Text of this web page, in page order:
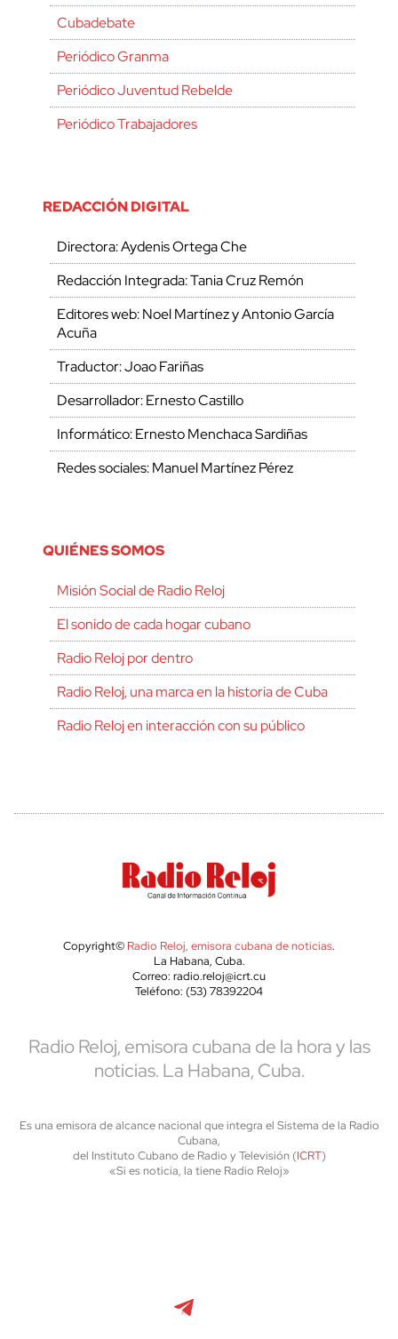
Cubadebate
Periódico Granma
Periódico Juventud Rebelde
Periódico Trabajadores
REDACCIÓN DIGITAL
Directora: Aydenis Ortega Che
Redacción Integrada: Tania Cruz Remón
Editores web: Noel Martínez y Antonio García
Acuña
Traductor: Joao Fariñas
Desarrollador: Ernesto Castillo
Informático: Ernesto Menchaca Sardiñas
Redes sociales: Manuel Martínez Pérez
QUIÉNES SOMOS
Misión Social de Radio Reloj
El sonido de cada hogar cubano
Radio Reloj por dentro
Radio Reloj, una marca en la historia de Cuba
Radio Reloj en interacción con su público
Copyright© Radio Reloj, emisora cubana de noticias.
La Habana, Cuba.
Correo: radio.reloj@icrt.cu
Teléfono: (53) 78392204
Radio Reloj, emisora cubana de la hora y las
noticias. La Habana, Cuba.
Es una emisora de alcance nacional que integra el Sistema de la Radio
Cubana,
del Instituto Cubano de Radio y Televisión (ICRT)
«Si es noticia, la tiene Radio Reloj»